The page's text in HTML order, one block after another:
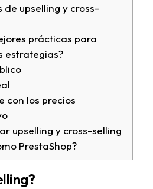
de upselling y cross-
prácticas para
estrategias?
con los precios
upselling y cross-selling
PrestaShop?